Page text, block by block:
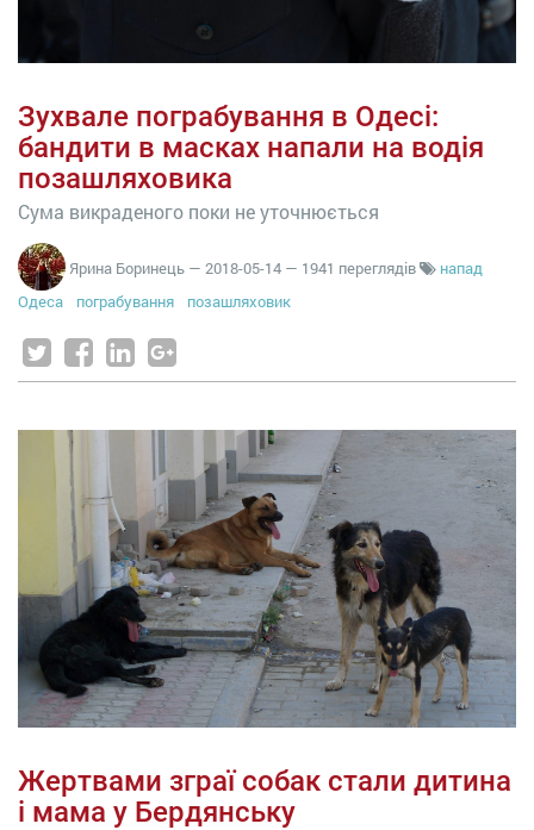
Зухвале пограбування в Одесі:
бандити в масках напали на водія
позашляховика
Сума викраденого поки не уточнюється
Ярина Боринець — 2018-05-14 — 1941 переглядів
напад
Одеса
пограбування позашляховик
Жертвами зграї собак стали дитина
і мама у Бердянську